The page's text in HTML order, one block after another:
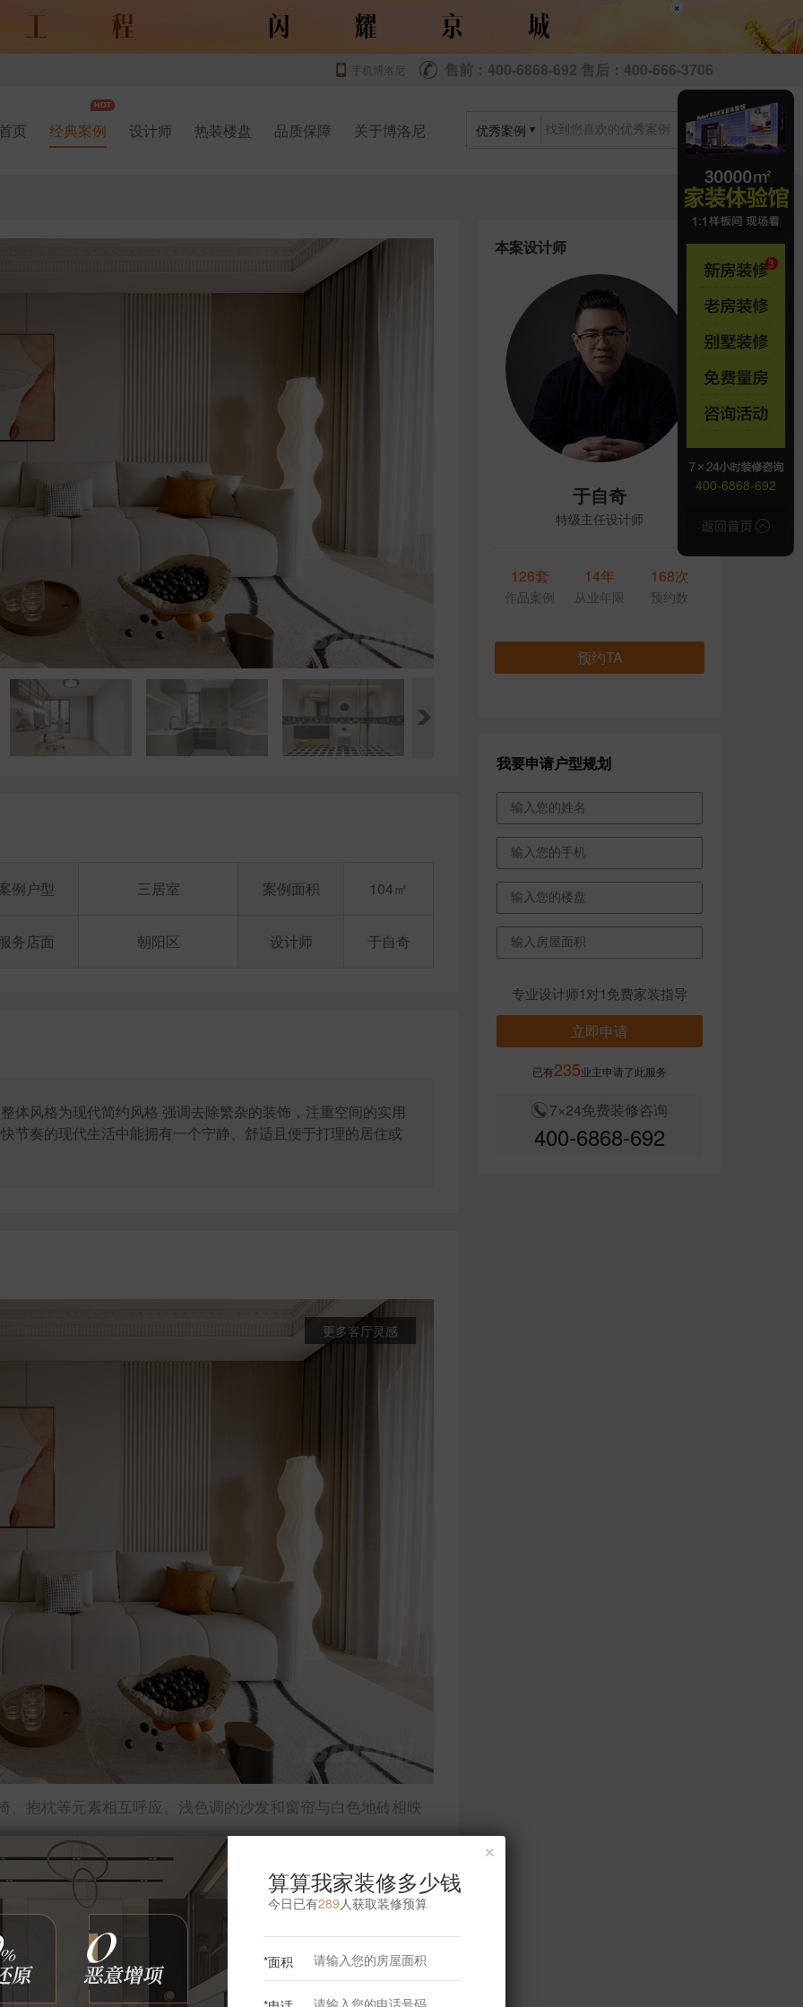
×
手机博洛尼 售前：400-6868-692 售后：400-666-3706
页 经典案例 设计师 热装楼盘 品质保障 关于博洛尼 优秀案例
点击浏览下一张
例户型
务店面
三居室
朝阳区
案例面积
设计师
104㎡
于自奇
体风格为现代简约风格 强调去除繁杂的装饰，注重空间的实用
节奏的现代生活中能拥有一个宁静、舒适且便于打理的居住或
更多客厅灵感
抱枕等元素相互呼应。浅色调的沙发和窗帘与白色地砖相映
更多卧室灵感
本案设计师
于自奇
特级主任设计师
168次
预约数
14年
从业年限
126套
作品案例
预约TA
我要申请户型规划
专业设计师1对1免费家装指导
立即申请
已有235业主申请了此服务
7×24免费装修咨询
400-6868-692
400-6868-692
×
算算我家装修多少钱
今日已有289 人获取装修预算
*面积